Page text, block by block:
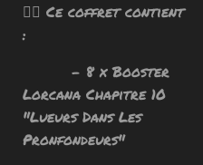
🧙‍♂️ Ce coffret contient
:
- 8 x Booster
Lorcana Chapitre 10
"Lueurs Dans Les
Pronfondeurs"